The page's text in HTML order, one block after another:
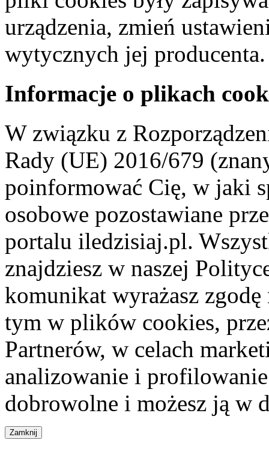
urządzenia, zmień
wytycznych jej producenta.
Informacje o plikach
W związku z
Rady (UE) 2016/679
poinformować Cię, w jaki
osobowe pozostawiane
portalu iledzisiaj.pl.
znajdziesz w naszej
komunikat wyrażasz
tym w plików cookies,
Partnerów, w celach
analizowanie i
dobrowolne i możesz ją w